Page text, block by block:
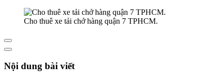
Cho thuê xe tải chở hàng quận 7 TPHCM.
Nội dung bài viết